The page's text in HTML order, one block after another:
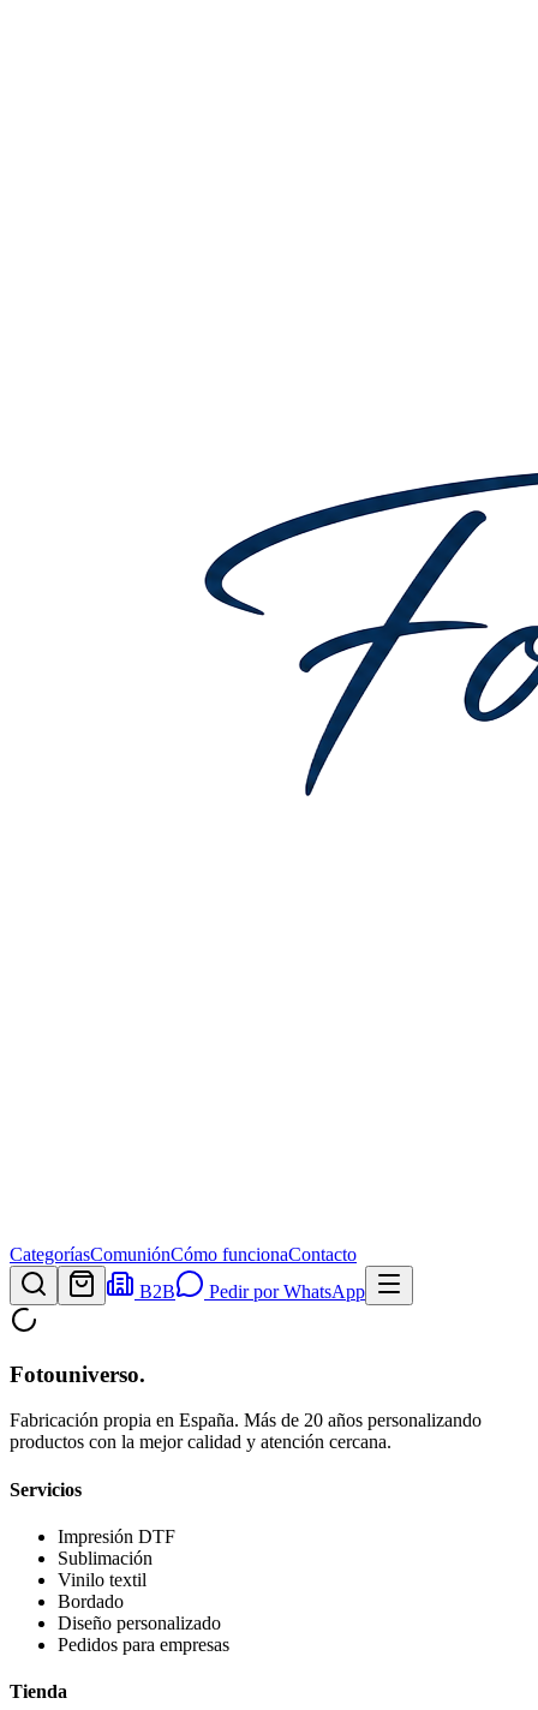
CategoríasComuniónCómo funcionaContacto
B2B
Pedir por WhatsApp
Fotouniverso.
Fabricación propia en España. Más de 20 años personalizando
productos con la mejor calidad y atención cercana.
Servicios
Impresión DTF
Sublimación
Vinilo textil
Bordado
Diseño personalizado
Pedidos para empresas
Tienda